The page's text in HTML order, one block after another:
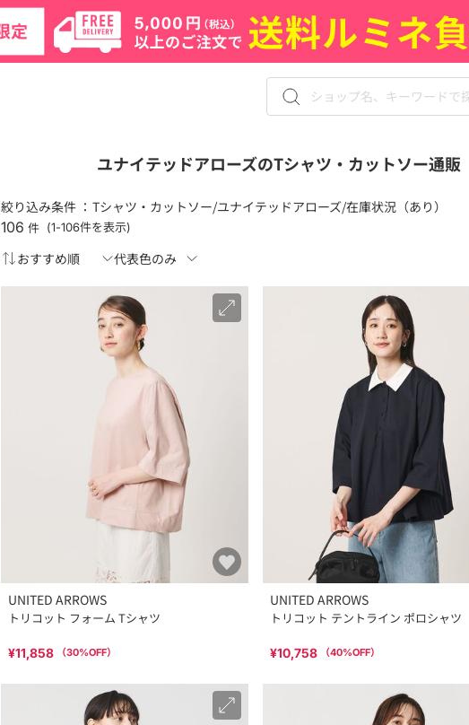
ユナイテッドアローズのTシャツ・カットソー通販
絞り込み条件 ： Tシャツ・カットソー/ユナイテッドアローズ/在庫状況（あり）
106 件 (1-106件を表示)
UNITED ARROWS
トリコット フォーム Tシャツ
¥11,858 （30%OFF）
UNITED ARROWS
トリコット テントライン ポロシャツ
¥10,758 （40%OFF）